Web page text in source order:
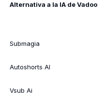
Alternativa a la IA de Vadoo
Submagia
Autoshorts AI
Vsub Ai